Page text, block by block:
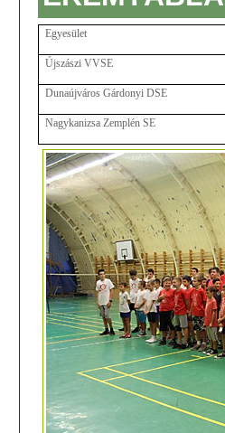
Egyesület
Újszászi VVSE
Dunaújváros Gárdonyi DSE
Nagykanizsa Zemplén SE